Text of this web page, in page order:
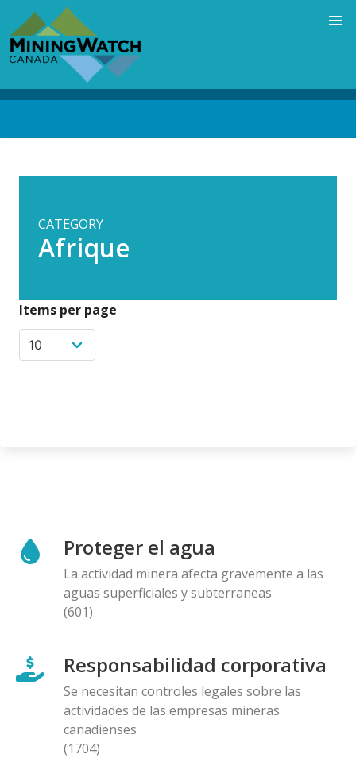
main
content
CATEGORY
Afrique
Items per page
Proteger el agua
La actividad minera afecta gravemente a las
aguas superficiales y subterraneas
(601)
Responsabilidad corporativa
Se necesitan controles legales sobre las
actividades de las empresas mineras
canadienses
(1704)